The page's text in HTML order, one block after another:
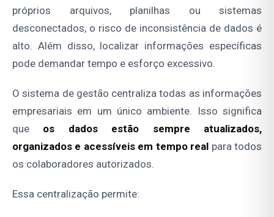
próprios arquivos, planilhas ou sistemas
desconectados, o risco de inconsistência de dados é
alto. Além disso, localizar informações específicas
pode demandar tempo e esforço excessivo.
O sistema de gestão centraliza todas as informações
empresariais em um único ambiente. Isso significa
que os dados estão sempre atualizados,
organizados e acessíveis em tempo real para todos
os colaboradores autorizados.
Essa centralização permite: